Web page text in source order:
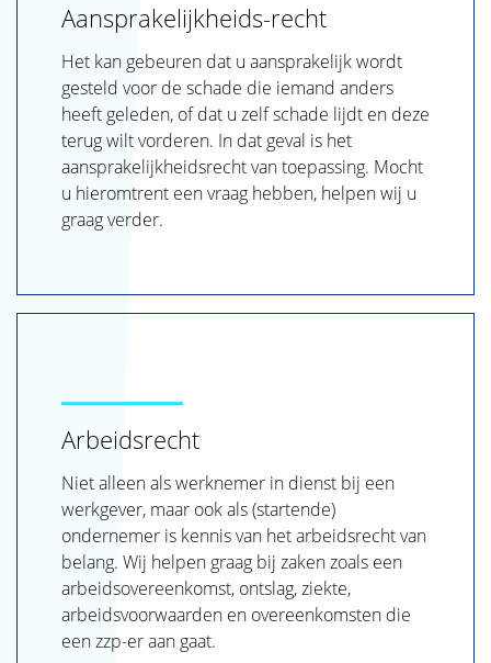
Aansprakelijkheids-recht
Het kan gebeuren dat u aansprakelijk wordt
gesteld voor de schade die iemand anders
heeft geleden, of dat u zelf schade lijdt en deze
terug wilt vorderen. In dat geval is het
aansprakelijkheidsrecht van toepassing. Mocht
u hieromtrent een vraag hebben, helpen wij u
graag verder.
Arbeidsrecht
Niet alleen als werknemer in dienst bij een
werkgever, maar ook als (startende)
ondernemer is kennis van het arbeidsrecht van
belang. Wij helpen graag bij zaken zoals een
arbeidsovereenkomst, ontslag, ziekte,
arbeidsvoorwaarden en overeenkomsten die
een zzp-er aan gaat.